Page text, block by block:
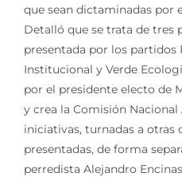
que sean dictaminadas por
Detalló que se trata de tres
presentada por los partidos
Institucional y Verde
por el presidente electo de
y crea la Comisión
iniciativas, turnadas a otras
presentadas, de forma
perredista Alejandro